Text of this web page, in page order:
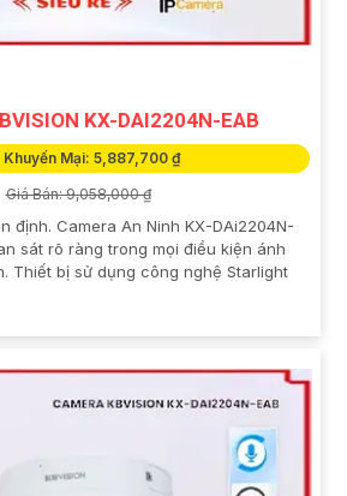
KX-DAI2204N-EAB
Khuyến Mại: 5,887,700 ₫
Giá Bán: 9,058,000 ₫
định. Camera An Ninh KX-DAi2204N-
sát rõ ràng trong mọi điều kiện ánh
Thiết bị sử dụng công nghệ Starlight